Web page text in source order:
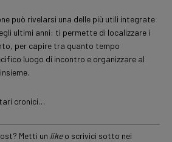
può rivelarsi una delle più utili integrate
ultimi anni: ti permette di localizzare i
per capire tra quanto tempo
luogo di incontro e organizzare al
cronici…
Metti un likeo scrivici sotto nei